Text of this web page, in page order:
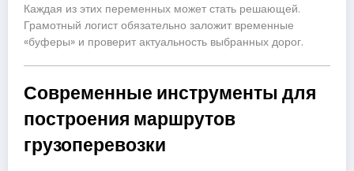
Каждая из этих переменных может стать решающей.
Грамотный логист обязательно заложит временные
«буферы» и проверит актуальность выбранных дорог.
Современные инструменты для
построения маршрутов
грузоперевозки